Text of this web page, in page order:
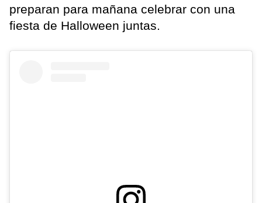
preparan para mañana celebrar con una
fiesta de Halloween juntas.